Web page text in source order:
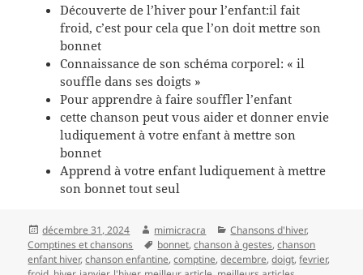
Découverte de l’hiver pour l’enfant:il fait
froid, c’est pour cela que l’on doit mettre son
bonnet
Connaissance de son schéma corporel: « il
souffle dans ses doigts »
Pour apprendre à faire souffler l’enfant
cette chanson peut vous aider et donner envie
ludiquement à votre enfant à mettre son
bonnet
Apprend à votre enfant ludiquement à mettre
son bonnet tout seul
Publié
le
décembre 31, 2024 Auteur
mimicracra Catégories
Chansons d'hiver,
Comptines et chansons
Mots-
clés
bonnet,chanson à gestes,chanson
enfant hiver,chanson enfantine,comptine,decembre,doigt,fevrier,